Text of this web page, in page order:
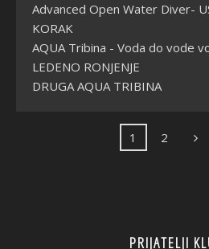
Advanced Open Water Diver-
KORAK
AQUA Tribina - Voda do vode
LEDENO RONJENJE
DRUGA AQUA TRIBINA
1 2
PRIJATELJI